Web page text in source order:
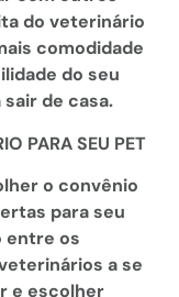
do veterinário
comodidade
do seu
de casa.
PARA SEU PET
o convênio
para seu
entre os
a se
e escolher